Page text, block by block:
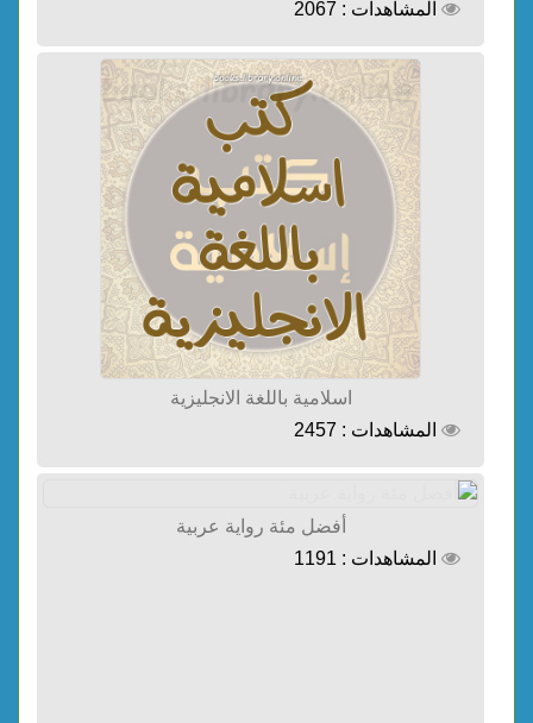
المشاهدات : 2067
اسلامية باللغة الانجليزية
المشاهدات : 2457
أفضل مئة رواية عربية
المشاهدات : 1191